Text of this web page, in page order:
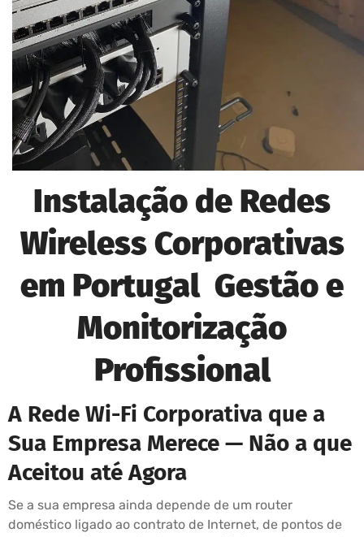
Instalação de Redes
Wireless Corporativas
em Portugal Gestão e
Monitorização
Profissional
A Rede Wi-Fi Corporativa que a
Sua Empresa Merece — Não a que
Aceitou até Agora
Se a sua empresa ainda depende de um router
doméstico ligado ao contrato de Internet, de pontos de